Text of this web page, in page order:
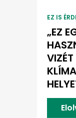
EZ IS
„EZ